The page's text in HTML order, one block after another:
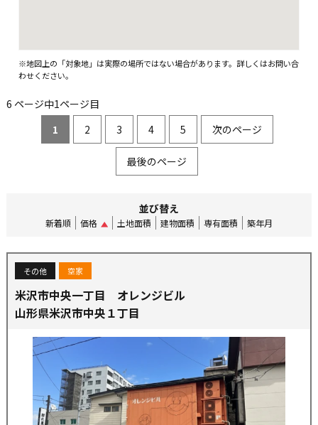
※地図上の「対象地」は実際の場所ではない場合があります。詳しくはお問い合
わせください。
6 ページ中1ページ目
1
2 3 4 5 次のページ
最後のページ
並び替え
新着順 価格 土地面積 建物面積 専有面積 築年月
その他 空家
米沢市中央一丁目 オレンジビル
山形県米沢市中央１丁目